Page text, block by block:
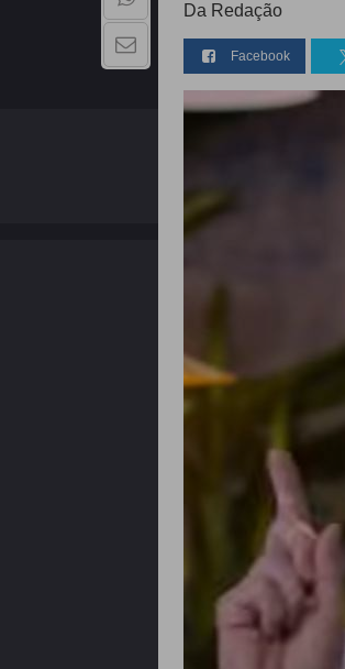
Da Redação
Facebook
Copyright - 2026 | Todos